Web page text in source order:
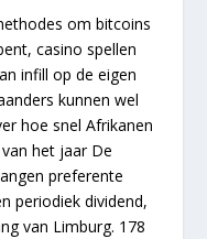
om bitcoins
casino spellen
infill op de eigen
kunnen wel
hoe snel Afrikanen
het jaar De
preferente
periodiek dividend,
van Limburg. 178